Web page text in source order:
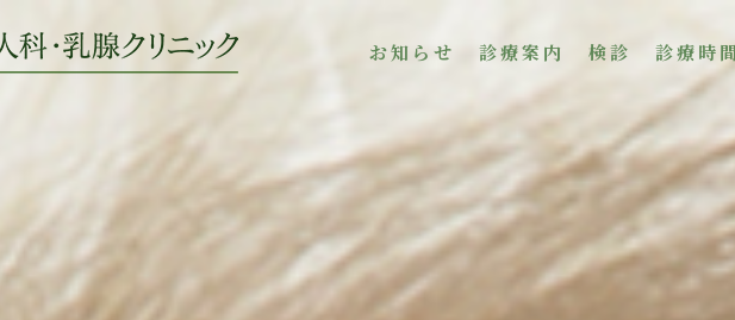
お知らせ 診療案内 検診 診療時